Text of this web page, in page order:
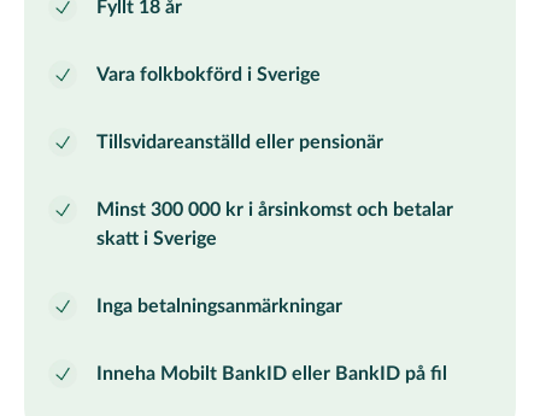
Fyllt 18 år
Vara folkbokförd i Sverige
Tillsvidareanställd eller pensionär
Minst 300 000 kr i årsinkomst och betalar
skatt i Sverige
Inga betalningsanmärkningar
Inneha Mobilt BankID eller BankID på fil